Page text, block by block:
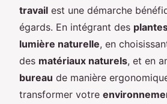
travail est une démarche
égards. En intégrant des
lumière naturelle, en
des matériaux naturels, et en
bureau de manière
transformer votre